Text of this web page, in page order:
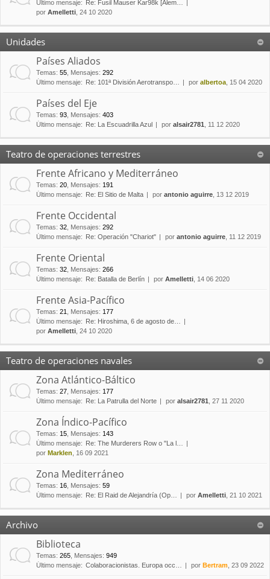
Último mensaje:
Re: Fusil Mauser Kar98k [Alem…
por Amelletti , 24 10 2020
Unidades
Países Aliados
Temas: 55 Mensajes: 292
Último mensaje:
Re: 101ª División Aerotranspo… por albertoa , 15 04 2020
Países del Eje
Temas: 93 Mensajes: 403
Último mensaje:
Re: La Escuadrilla Azul por alsair2781 , 11 12 2020
Teatro de operaciones terrestres
Frente Africano y Mediterráneo
Temas: 20 Mensajes: 191
Último mensaje:
Re: El Sitio de Malta por antonio aguirre , 13 12 2019
Frente Occidental
Temas: 32 Mensajes: 292
Último mensaje:
Re: Operación "Chariot" por antonio aguirre , 11 12 2019
Frente Oriental
Temas: 32 Mensajes: 266
Último mensaje:
Re: Batalla de Berlín por Amelletti , 14 06 2020
Frente Asia-Pacífico
Temas: 21 Mensajes: 177
Último mensaje:
Re: Hiroshima, 6 de agosto de…
por Amelletti , 24 10 2020
Teatro de operaciones navales
Zona Atlántico-Báltico
Temas: 27 Mensajes: 177
Último mensaje:
Re: La Patrulla del Norte por alsair2781 , 27 11 2020
Zona Índico-Pacífico
Temas: 15 Mensajes: 143
Último mensaje:
Re: The Murderers Row o "La l…
por Marklen , 16 09 2021
Zona Mediterráneo
Temas: 16 Mensajes: 59
Último mensaje:
Re: El Raid de Alejandría (Op… por Amelletti , 21 10 2021
Archivo
Biblioteca
Temas: 265 Mensajes: 949
Último mensaje: Colaboracionistas. Europa occ… por Bertram , 23 09 2022